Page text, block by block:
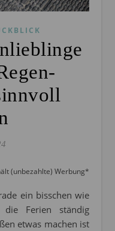
(unbezahlte) Werbung*
ein bisschen wie
Ferien ständig
etwas machen ist